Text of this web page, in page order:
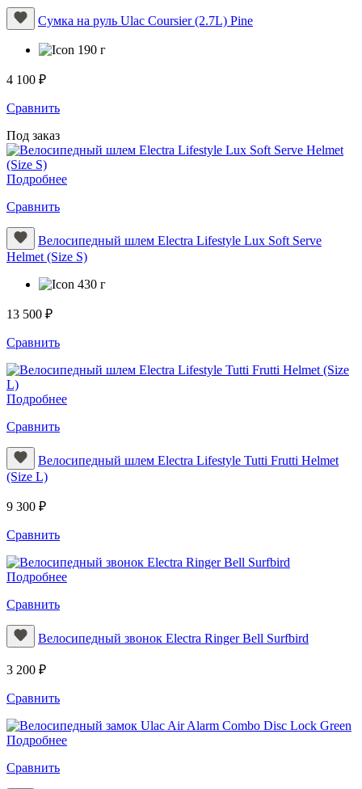
Сумка на руль Ulac Coursier (2.7L) Pine
190 г
4 100 ₽
Сравнить
Под заказ
Подробнее
Сравнить
Велосипедный шлем Electra Lifestyle Lux Soft Serve
Helmet (Size S)
430 г
13 500 ₽
Сравнить
Подробнее
Сравнить
Велосипедный шлем Electra Lifestyle Tutti Frutti Helmet
(Size L)
9 300 ₽
Сравнить
Подробнее
Сравнить
Велосипедный звонок Electra Ringer Bell Surfbird
3 200 ₽
Сравнить
Подробнее
Сравнить